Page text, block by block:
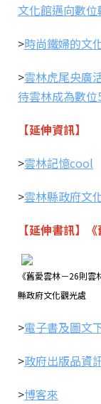
文化館邁向數
>時尚鐵婦的文
>雲林虎尾央廣
待雲林成為數
【延伸資訊】
>雲林記憶cool
>雲林縣政府文
【延伸書訊】
《舊愛雲林－26則
縣政府文化觀光處
>電子書及圖文
>政府出版品資
>博客來